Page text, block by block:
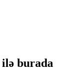
burada